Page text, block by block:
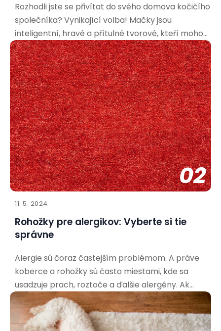
Rozhodli jste se přivítat do svého domova kočičího
společníka? Vynikající volba! Mačky jsou
inteligentní, hravé a přítulné tvorové, kteří mohou
přinést do vašeho života spoustu radosti. Aby bylo
soužití co nejpříjemnější pro vás i vašeho nového
spolubydlícího, je důležité připravit se a vytvořit
mu vhodné
02
11. 5. 2024
Rohožky pre alergikov: Vyberte si tie
správne
Alergie sú čoraz častejším problémom. A práve
koberce a rohožky sú často miestami, kde sa
usadzuje prach, roztoče a ďalšie alergény. Ak
trpíte alergiami, výber správnej rohožky je kľúčový
pre vaše zdravie a pohodu. Aké materiály sú
najvhodnejšie pre alergikov? Pri výbere rohožky